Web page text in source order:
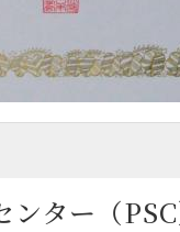
ンター（